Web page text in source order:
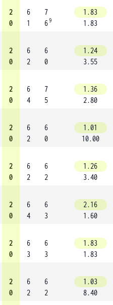
2
0
6
1
7
69
1.83
1.83
2
0
6
2
6
0
1.24
3.55
2
0
6
4
7
5
1.36
2.80
2
0
6
2
6
0
1.01
10.00
2
0
6
2
6
2
1.26
3.40
2
0
6
4
6
3
2.16
1.60
2
0
6
3
6
3
1.83
1.83
2
0
6
2
6
2
1.03
8.40